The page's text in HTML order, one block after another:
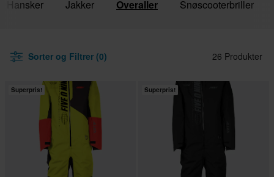
Hansker Jakker Overaller Snøscooterbriller
Sorter og Filtrer (0) 26 Produkter
Superpris! Superpris!